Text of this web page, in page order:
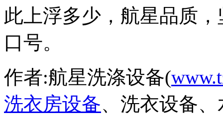
此上浮多少，航星品质
口号。
作者:航星洗涤设备(
洗衣房设备、洗衣设备